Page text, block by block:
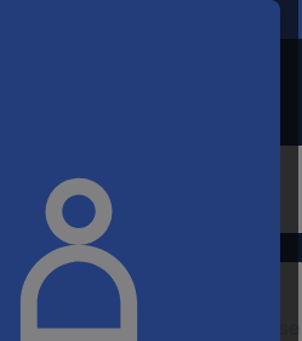
Mehrfachsteckdosen